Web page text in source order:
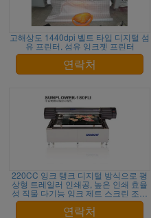
고해상도 1440dpi 벨트 타입 디지털 섬
유 프린터, 섬유 잉크젯 프린터
연락처
220CC 잉크 탱크 디지털 방식으로 평
상형 트레일러 인쇄공, 높은 인쇄 효율
성 직물 다기능 잉크 제트 스크린 조판
공
연락처